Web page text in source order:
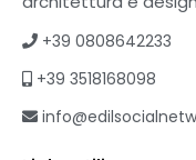
+39 0808642233
+39 3518168098